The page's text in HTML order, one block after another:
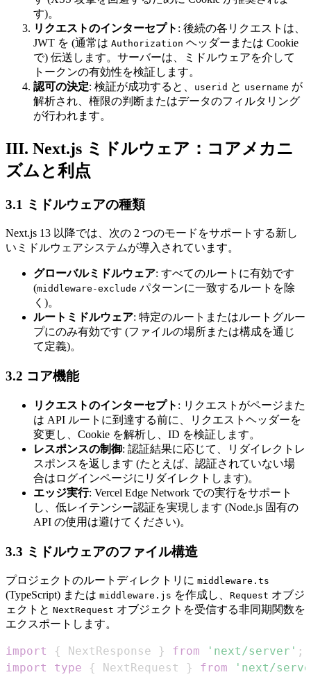
す)。
リクエストのインターセプト : 後続の各リクエストは、
JWT を (通常は Authorization ヘッダーまたは Cookie
で) 伝送します。サーバーは、ミドルウェアを介して
トークンの有効性を検証します。
認可の決定: 検証が成功すると、 userid と username が
解析され、権限の判断またはデータのフィルタリング
が行われます。
III. Next.js ミドルウェア：コアメカニ
ズムと利点
3.1 ミドルウェアの種類
Next.js 13 以降では、次の 2 つのモードをサポートする新し
いミドルウェアシステムが導入されています。
グローバルミドルウェア: すべてのルートに有効です
(middleware-exclude パターンに一致するルートを除
く)。
ルートミドルウェア: 特定のルートまたはルートグルー
プにのみ有効です (ファイルの場所または構成を通じ
て定義)。
3.2 コア機能
リクエストのインターセプト : リクエストがページまた
は API ルートに到達する前に、リクエストヘッダーを
変更し、Cookie を解析し、ID を検証します。
レスポンスの制御: 認証結果に応じて、リダイレクトレ
スポンスを返します (たとえば、認証されていない場
合はログインページにリダイレクトします)。
エッジ実行: Vercel Edge Network での実行をサポート
し、低レイテンシー認証を実現します (Node.js 固有の
API の使用は避けてください)。
3.3 ミドルウェアのファイル構造
プロジェクトのルートディレクトリに middleware.ts
(TypeScript) または middleware.js を作成し、 Request オブジ
ェクトと NextRequest オブジェクトを受信する非同期関数を
エクスポートします。
import { NextResponse } from 'next/server' ;
import
type { NextRequest } from 'next/